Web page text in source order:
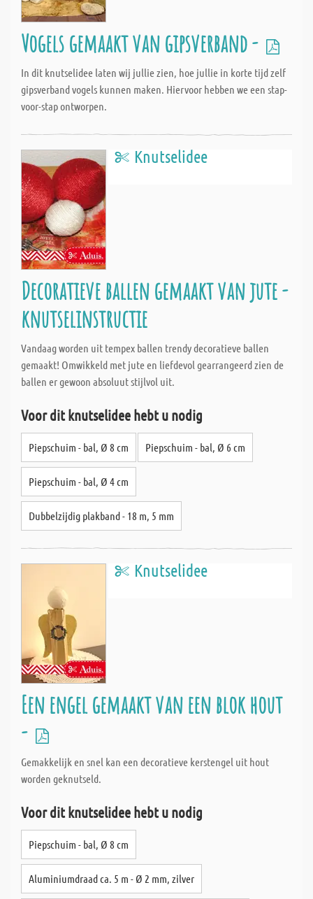
Vogels gemaakt van gipsverband -
In dit knutselidee laten wij jullie zien, hoe jullie in korte tijd zelf
gipsverband vogels kunnen maken. Hiervoor hebben we een stap-
voor-stap ontworpen.
Knutselidee
Decoratieve ballen gemaakt van jute -
knutselinstructie
Vandaag worden uit tempex ballen trendy decoratieve ballen
gemaakt! Omwikkeld met jute en liefdevol gearrangeerd zien de
ballen er gewoon absoluut stijlvol uit.
Voor dit knutselidee hebt u nodig
Piepschuim - bal, Ø 8 cm Piepschuim - bal, Ø 6 cm
Piepschuim - bal, Ø 4 cm
Dubbelzijdig plakband - 18 m, 5 mm
Knutselidee
Een engel gemaakt van een blok hout
-
Gemakkelijk en snel kan een decoratieve kerstengel uit hout
worden geknutseld.
Voor dit knutselidee hebt u nodig
Piepschuim - bal, Ø 8 cm
Aluminiumdraad ca. 5 m - Ø 2 mm, zilver